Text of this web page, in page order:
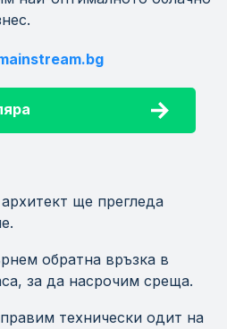
ще прегледа
обратна връзка в
за да насрочим среща.
технически одит на